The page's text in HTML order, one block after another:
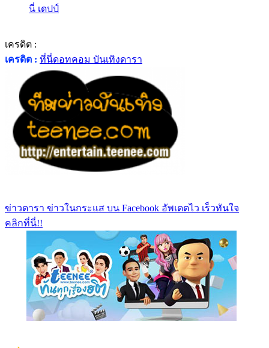
นี่ เดปป์
เครดิต :
เครดิต : ที่นี่ดอทคอม บันเทิงดารา
ข่าวดารา ข่าวในกระแส บน Facebook อัพเดตไว เร็วทันใจ
คลิกที่นี่!!